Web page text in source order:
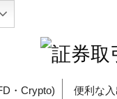
・Crypto) 便利な